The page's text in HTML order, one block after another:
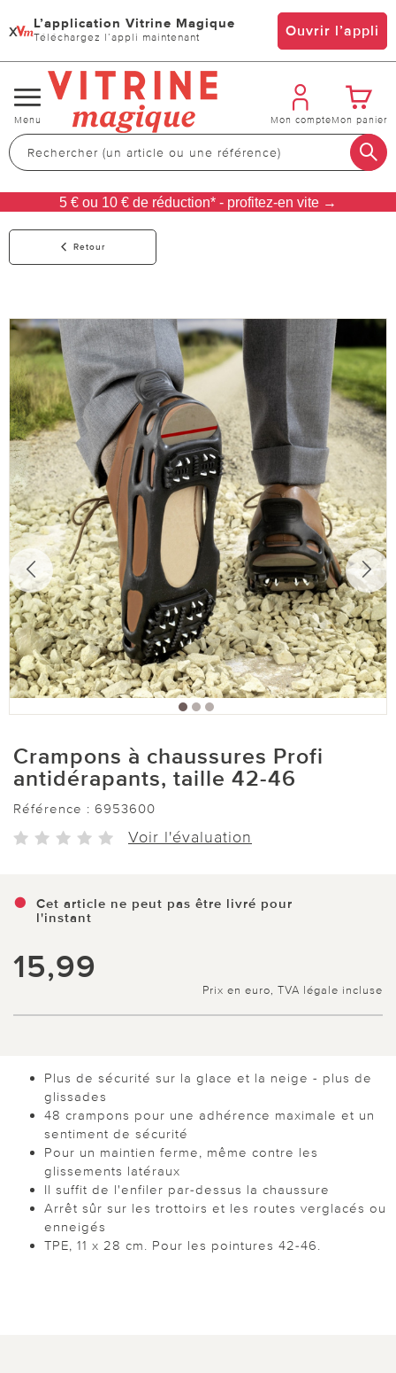
x L’application Vitrine Magique
Téléchargez l’appli maintenant Ouvrir l’appli
Changer
de
navigation
Menu Mon compteMon panier
5 € ou 10 € de réduction* - profitez-en vite →
Retour
Crampons à chaussures Profi
antidérapants, taille 42-46
Référence : 6953600
Voir l'évaluation
Cet article ne peut pas être livré pour
l'instant
15,99
Prix en euro, TVA légale incluse
Plus de sécurité sur la glace et la neige - plus de
glissades
48 crampons pour une adhérence maximale et un
sentiment de sécurité
Pour un maintien ferme, même contre les
glissements latéraux
Il suffit de l'enfiler par-dessus la chaussure
Arrêt sûr sur les trottoirs et les routes verglacés ou
enneigés
TPE, 11 x 28 cm. Pour les pointures 42-46.